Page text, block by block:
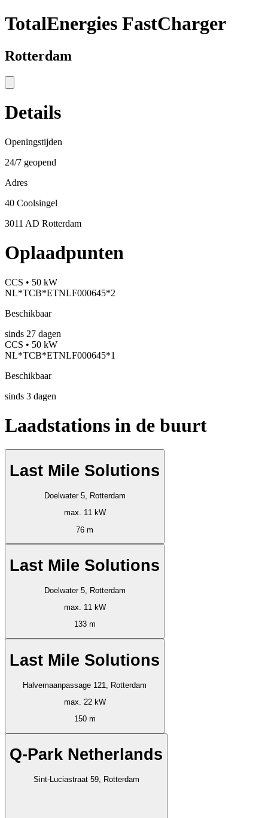
TotalEnergies FastCharger
Rotterdam
Details
Openingstijden
24/7 geopend
Adres
40 Coolsingel
3011 AD Rotterdam
Oplaadpunten
CCS • 50 kW
NL*TCB*ETNLF000645*2
Beschikbaar
sinds 27 dagen
CCS • 50 kW
NL*TCB*ETNLF000645*1
Beschikbaar
sinds 3 dagen
Laadstations in de buurt
Last Mile Solutions
Doelwater 5, Rotterdam
max. 11 kW
76 m
Last Mile Solutions
Doelwater 5, Rotterdam
max. 11 kW
133 m
Last Mile Solutions
Halvemaanpassage 121, Rotterdam
max. 22 kW
150 m
Q-Park Netherlands
Sint-Luciastraat 59, Rotterdam